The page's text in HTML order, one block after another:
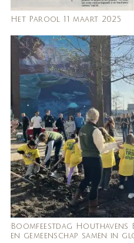
Het Parool 11 maart 2025
Boomfeestdag
en gemeenschap samen in